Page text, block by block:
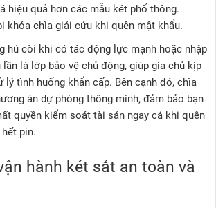
hiệu quả hơn các mẫu két phổ thông.
khóa chìa giải cứu khi quên mật khẩu.
hú còi khi có tác động lực mạnh hoặc nhập
là lớp bảo vệ chủ động, giúp gia chủ kịp
lý tình huống khẩn cấp. Bên cạnh đó, chìa
án dự phòng thông minh, đảm bảo bạn
quyền kiểm soát tài sản ngay cả khi quên
pin.
hành két sắt an toàn và